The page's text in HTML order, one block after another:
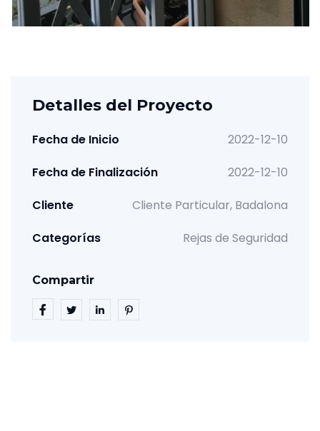
Detalles del Proyecto
Fecha de Inicio
2022-12-10
Fecha de Finalización
2022-12-10
Cliente
Cliente Particular, Badalona
Categorías
Rejas de Seguridad
Compartir